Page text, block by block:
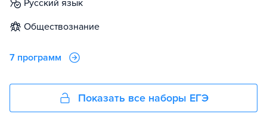
русский язык
обществознание
7 программ
Показать все наборы ЕГЭ